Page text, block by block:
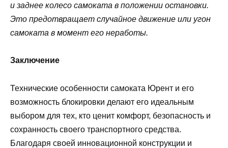
и заднее колесо самоката в положении остановки.
Это предотвращает случайное движение или угон
самоката в момент его неработы.
Заключение
Технические особенности самоката Юрент и его
возможность блокировки делают его идеальным
выбором для тех, кто ценит комфорт, безопасность и
сохранность своего транспортного средства.
Благодаря своей инновационной конструкции и